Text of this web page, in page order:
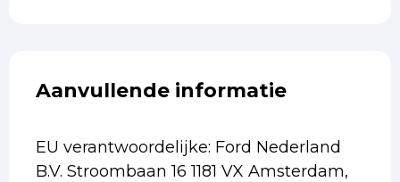
Aanvullende informatie
EU verantwoordelijke: Ford Nederland
B.V. Stroombaan 16 1181 VX Amsterdam,